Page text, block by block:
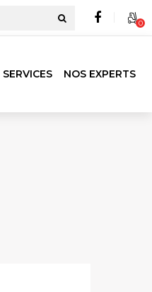
0
SERVICES NOS EXPERTS